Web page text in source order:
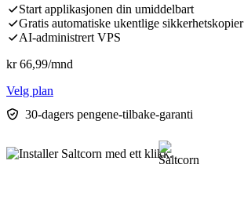
Start applikasjonen din umiddelbart
Gratis automatiske ukentlige sikkerhetskopier
AI-administrert VPS
kr 66,99/mnd
Velg plan
30-dagers pengene-tilbake-garanti